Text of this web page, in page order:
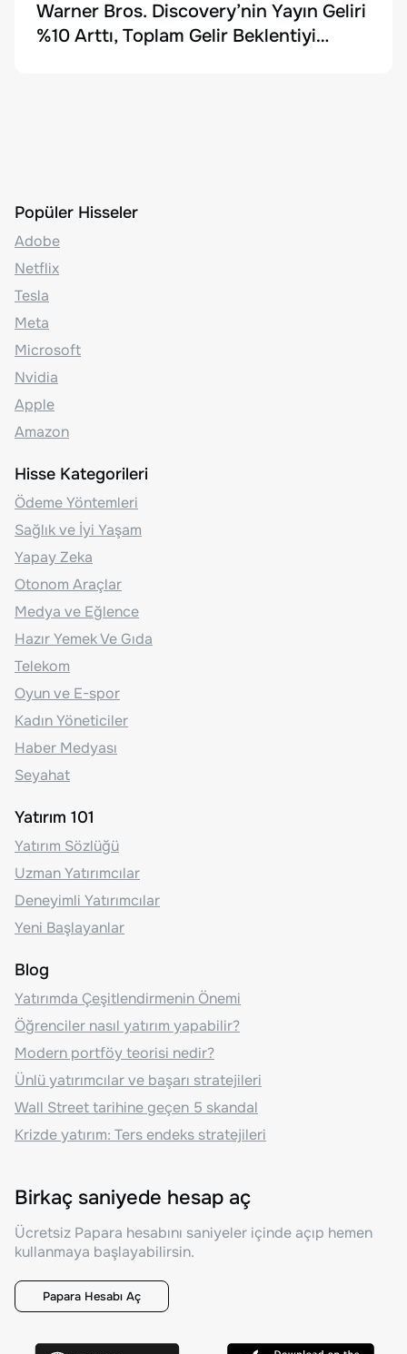
Warner Bros. Discovery’nin Yayın Geliri
%10 Arttı, Toplam Gelir Beklentiyi
Popüler Hisseler
Adobe
Netflix
Tesla
Meta
Microsoft
Nvidia
Apple
Amazon
Hisse Kategorileri
Ödeme Yöntemleri
Sağlık ve İyi Yaşam
Yapay Zeka
Otonom Araçlar
Medya ve Eğlence
Hazır Yemek Ve Gıda
Telekom
Oyun ve E-spor
Kadın Yöneticiler
Haber Medyası
Seyahat
Yatırım 101
Yatırım Sözlüğü
Uzman Yatırımcılar
Deneyimli Yatırımcılar
Yeni Başlayanlar
Blog
Yatırımda Çeşitlendirmenin Önemi
Öğrenciler nasıl yatırım yapabilir?
Modern portföy teorisi nedir?
Ünlü yatırımcılar ve başarı stratejileri
Wall Street tarihine geçen 5 skandal
Krizde yatırım: Ters endeks stratejileri
Birkaç saniyede hesap aç
Ücretsiz Papara hesabını saniyeler içinde açıp hemen
kullanmaya başlayabilirsin.
Papara Hesabı Aç